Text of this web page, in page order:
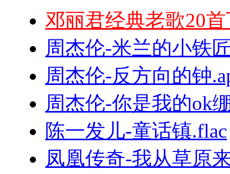
邓丽君经典老歌20
周杰伦-米兰的小铁
周杰伦-反方向的钟
周杰伦-你是我的ok
陈一发儿-童话镇.flac
凤凰传奇-我从草原